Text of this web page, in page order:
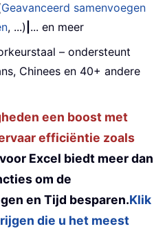
Geavanceerd samenvoegen
, ...) ... en meer
– ondersteunt
Chinees en 40+ andere
een boost met
efficiëntie zoals
Excel biedt meer dan
om de
en Tijd besparen.Klik
die u het meest